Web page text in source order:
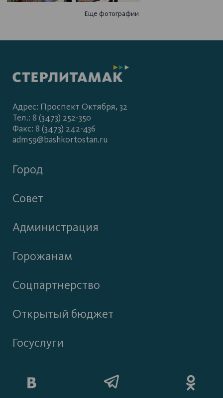
Еще фотографии
Адрес: Проспект Октября, 32
Тел.: 8 (3473) 252-350
Факс: 8 (3473) 242-436
adm59@bashkortostan.ru
Город
Совет
Администрация
Горожанам
Соцпартнерство
Открытый бюджет
Госуслуги